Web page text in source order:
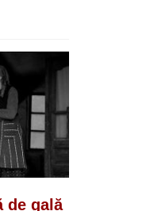
de gală